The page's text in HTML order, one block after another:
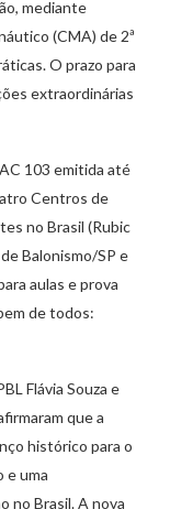
mediante
(CMA) de 2ª
O prazo para
extraordinárias
103 emitida até
Centros de
no Brasil (Rubic
Balonismo/SP e
aulas e prova
de todos:
Flávia Souza e
que a
histórico para o
e uma
no Brasil. A nova